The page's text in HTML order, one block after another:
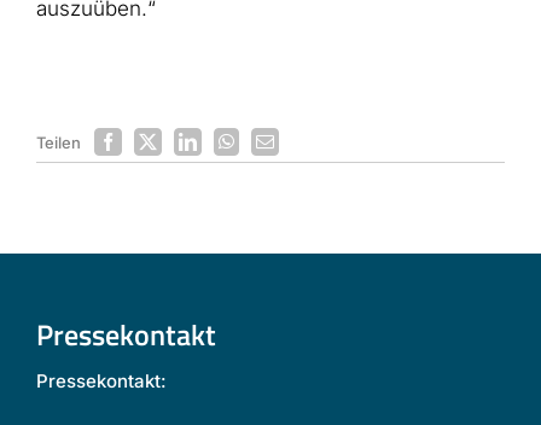
auszuüben.“
Teilen
Pressekontakt
Pressekontakt: